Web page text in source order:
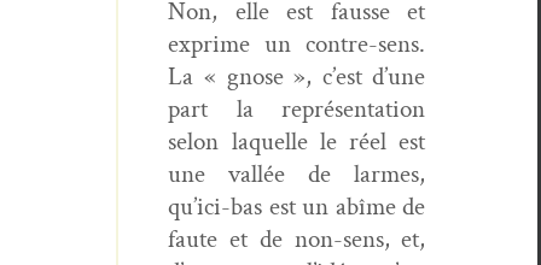
Non, elle est fausse et
exprime un con­tre-sens.
La « gnose », c’est d’une
part la représen­ta­tion
selon laque­lle le réel est
une val­lée de larmes,
qu’ici-bas est un abîme de
faute et de non-sens, et,